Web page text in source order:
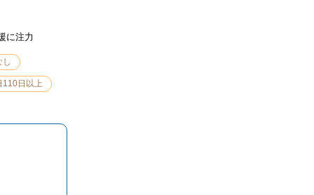
に注力
し
110日以上